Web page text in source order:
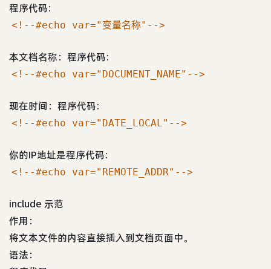
程序代码:
<!--#echo var="变量名称"-->
本文档名称：程序代码:
<!--#echo var="DOCUMENT_NAME"-->
现在时间：程序代码:
<!--#echo var="DATE_LOCAL"-->
你的IP地址是程序代码:
<!--#echo var="REMOTE_ADDR"-->
include 示范
作用：
将文本文件的内容直接插入到文档页面中。
语法：